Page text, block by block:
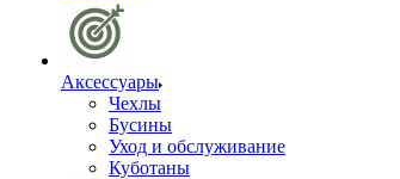
Аксессуары
Чехлы
Бусины
Уход и обслуживание
Куботаны